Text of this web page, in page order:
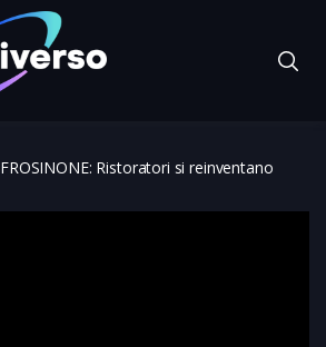
FROSINONE: Ristoratori si reinventano